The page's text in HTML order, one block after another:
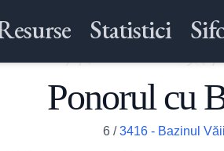
Statistici
Ponorul cu
6/3416 - Bazinul